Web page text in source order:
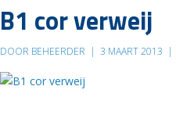
B1 cor verweij
DOOR BEHEERDER | 3 MAART 2013 |